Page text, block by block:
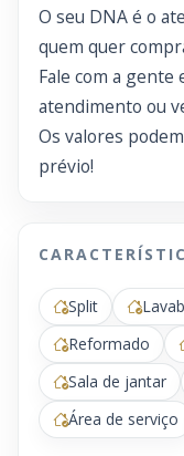
O seu DNA é o
quem quer
Fale com a gente
atendimento ou
Os valores
prévio!
Split
Reformado
Sala de jantar
Área de serviço